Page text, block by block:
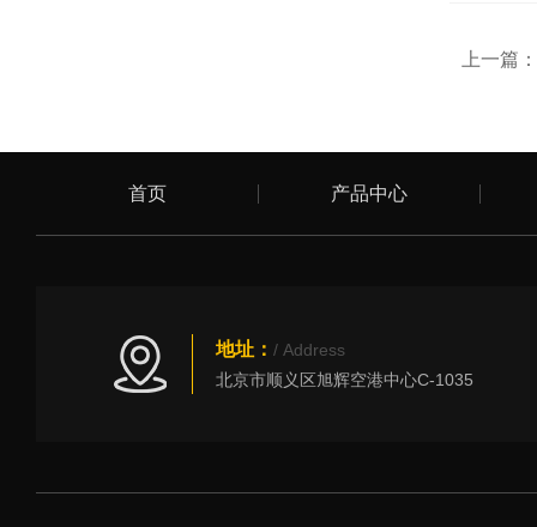
上一篇：
首页 产品中心
地址： / Address
北京市顺义区旭辉空港中心C-1035